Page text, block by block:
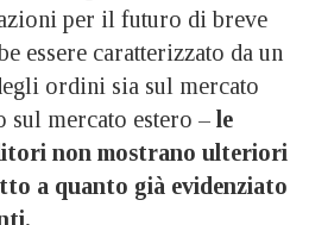
per il futuro di breve
essere caratterizzato da un
ordini sia sul mercato
sul mercato estero – le
non mostrano ulteriori
a quanto già evidenziato